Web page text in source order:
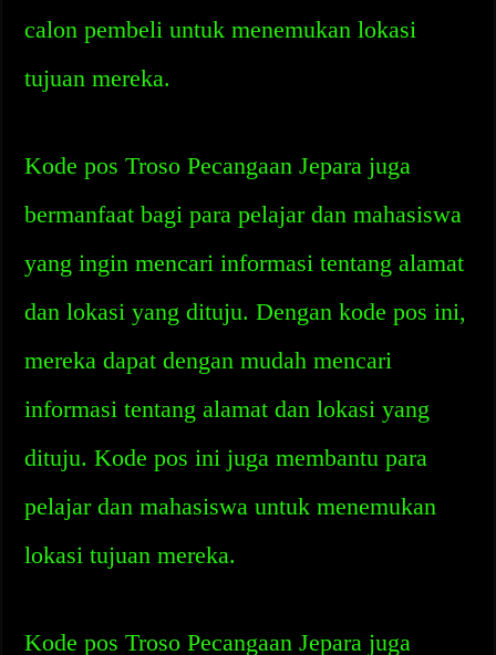
calon pembeli untuk menemukan lokasi
tujuan mereka.
Kode pos Troso Pecangaan Jepara juga
bermanfaat bagi para pelajar dan mahasiswa
yang ingin mencari informasi tentang alamat
dan lokasi yang dituju. Dengan kode pos ini,
mereka dapat dengan mudah mencari
informasi tentang alamat dan lokasi yang
dituju. Kode pos ini juga membantu para
pelajar dan mahasiswa untuk menemukan
lokasi tujuan mereka.
Kode pos Troso Pecangaan Jepara juga